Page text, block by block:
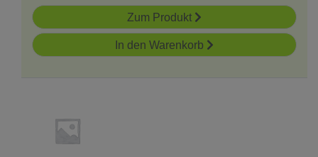
Zum Produkt
In den Warenkorb